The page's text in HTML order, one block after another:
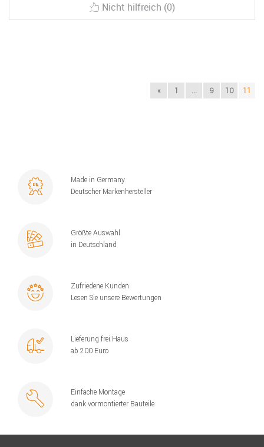
Nicht hilfreich (0)
« 1 ... 9 10 11
Made in Germany
Deutscher Markenhersteller
Größte Auswahl
in Deutschland
Zufriedene Kunden
Lesen Sie unsere Bewertungen
Lieferung frei Haus
ab 200 Euro
Einfache Montage
dank vormontierter Bauteile